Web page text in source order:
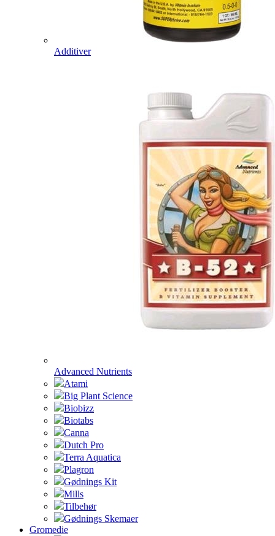
Additiver
Advanced Nutrients
Atami
Big Plant Science
Biobizz
Biotabs
Canna
Dutch Pro
Terra Aquatica
Plagron
Gødnings Kit
Mills
Tilbehør
Gødnings Skemaer
Gromedie